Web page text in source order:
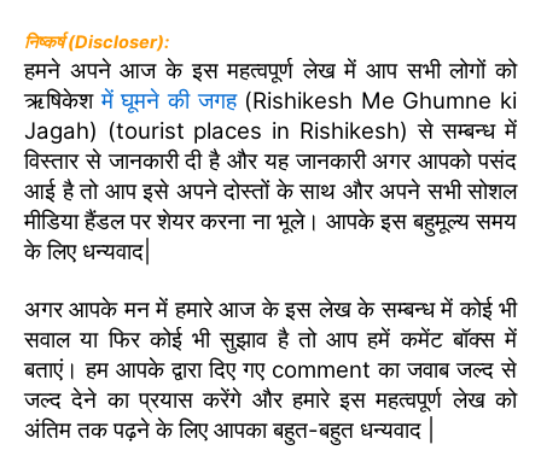
निष्कर्ष (Discloser):
हमने अपने आज के इस महत्वपूर्ण लेख में आप सभी लोगों को
ऋषिकेशमें घूमने की जगह(Rishikesh Me Ghumne ki
Jagah) (tourist places in Rishikesh) से सम्बन्ध में
विस्तार से जानकारी दी है और यह जानकारी अगर आपको पसंद
आई है तो आप इसे अपने दोस्तों के साथ और अपने सभी सोशल
मीडिया हैंडल पर शेयर करना ना भूले। आपके इस बहुमूल्य समय
के लिए धन्यवाद|
अगर आपके मन में हमारे आज के इस लेख के सम्बन्ध में कोई भी
सवाल या फिर कोई भी सुझाव है तो आप हमें कमेंट बॉक्स में
बताएं। हम आपके द्वारा दिए गए comment का जवाब जल्द से
जल्द देने का प्रयास करेंगे और हमारे इस महत्वपूर्ण लेख को
अंतिम तक पढ़ने के लिए आपका बहुत-बहुत धन्यवाद |